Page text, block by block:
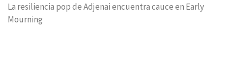
La resiliencia pop de Adjenai encuentra cauce en Early
Mourning